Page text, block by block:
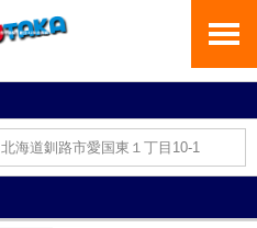
北海道釧路市愛国東１丁目10-1